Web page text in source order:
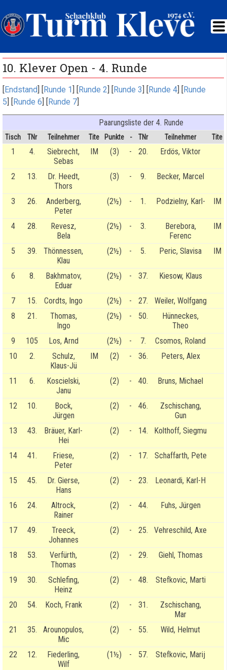
10. Klever Open - 4. Runde
[Endstand] [Runde 1] [Runde 2] [Runde 3] [Runde 4] [Runde
5] [Runde 6] [Runde 7]
Paarungsliste der 4. Runde
Tisch TNr Teilnehmer Tite Punkte - TNr Teilnehmer Tite
1 4.
Siebrecht,
Sebas
IM (3) - 20. Erdös, Viktor
2 13.
Dr. Heedt,
Thors
(3) - 9. Becker, Marcel
3 26.
Anderberg,
Peter
(2½) - 1. Podzielny, Karl- IM
4 28.
Revesz,
Bela
(2½) - 3.
Berebora,
Ferenc
IM
5 39.
Thönnessen,
Klau
(2½) - 5. Peric, Slavisa IM
6 8.
Bakhmatov,
Eduar
(2½) - 37. Kiesow, Klaus
7 15. Cordts, Ingo (2½) - 27.
Weiler, Wolfgang
8
21.
Thomas,
Ingo
(2½) - 50.
Hünneckes,
Theo
9
105 Los, Arnd (2½) - 7.
Csomos, Roland
10
2.
Schulz,
Klaus-Jü
IM (2) - 36. Peters, Alex
11 6.
Koscielski,
Janu
(2) - 40. Bruns, Michael
12 10.
Bock,
Jürgen
(2) - 46.
Zschischang,
Gun
13
43.
Bräuer, Karl-
Hei
(2) - 14. Kolthoff, Siegmu
14 41.
Friese,
Peter
(2) - 17. Schaffarth, Pete
15 45.
Dr. Gierse,
Hans
(2) - 23. Leonardi, Karl-H
16 24.
Altrock,
Rainer
(2) - 44. Fuhs, Jürgen
17 49.
Treeck,
Johannes
(2) - 25. Vehreschild, Axe
18 53.
Verfürth,
Thomas
(2) - 29. Giehl, Thomas
19 30.
Schlefing,
Heinz
(2) - 48. Stefkovic, Marti
20 54. Koch, Frank (2) - 31.
Zschischang,
Mar
21
35.
Arounopulos,
Mic
(2) - 55. Wild, Helmut
22 12.
Fiederling,
Wilf
(1½) - 57. Stefkovic, Marij